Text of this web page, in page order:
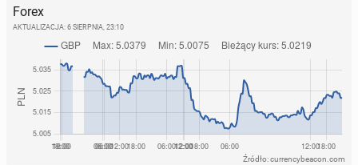
Forex
AKTUALIZACJA: 6 SIERPNIA, 23:10
Źródło: currencybeacon.com